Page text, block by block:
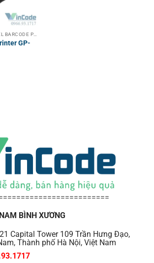
GP-
BÌNH XƯƠNG
Capital Tower 109 Trần Hưng Đạo,
Thành phố Hà Nội, Việt Nam